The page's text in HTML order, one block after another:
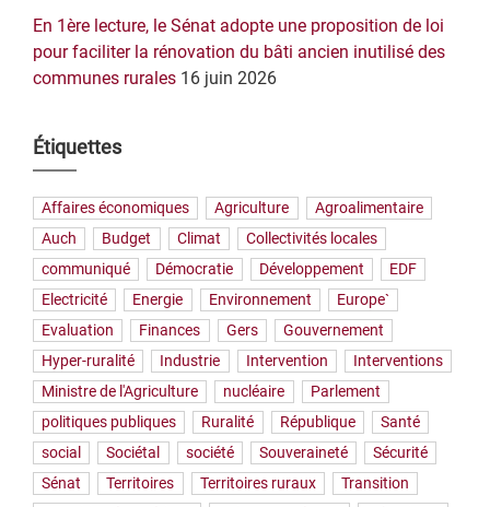
En 1ère lecture, le Sénat adopte une proposition de loi
pour faciliter la rénovation du bâti ancien inutilisé des
communes rurales 16 juin 2026
Étiquettes
Affaires économiques Agriculture
Agroalimentaire
Auch
Budget Climat
Collectivités locales
communiqué
Démocratie Développement
EDF
Electricité
Energie Environnement
Europe`
Evaluation
Finances Gers
Gouvernement
Hyper-ruralité
Industrie Intervention
Interventions
Ministre de l'Agriculture
nucléaire
Parlement
politiques publiques
Ruralité République
Santé
social
Sociétal société Souveraineté
Sécurité
Sénat
Territoires Territoires ruraux
Transition